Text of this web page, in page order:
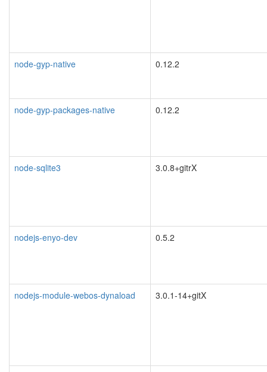
node-gyp-native 0.12.2
node-gyp-packages-native 0.12.2
node-sqlite3 3.0.8+gitrX
nodejs-enyo-dev 0.5.2
nodejs-module-webos-dynaload 3.0.1-14+gitX